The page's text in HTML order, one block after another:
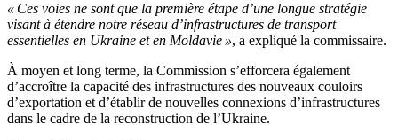
« Ces voies ne sont que la première étape d’une longue stratégie
visant à étendre notre réseau d’infrastructures de transport
essentielles en Ukraine et en Moldavie », a expliqué la commissaire.
À moyen et long terme, la Commission s’efforcera également
d’accroître la capacité des infrastructures des nouveaux couloirs
d’exportation et d’établir de nouvelles connexions d’infrastructures
dans le cadre de la reconstruction de l’Ukraine.